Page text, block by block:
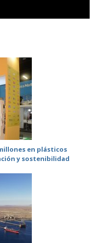
en plásticos
y sostenibilidad